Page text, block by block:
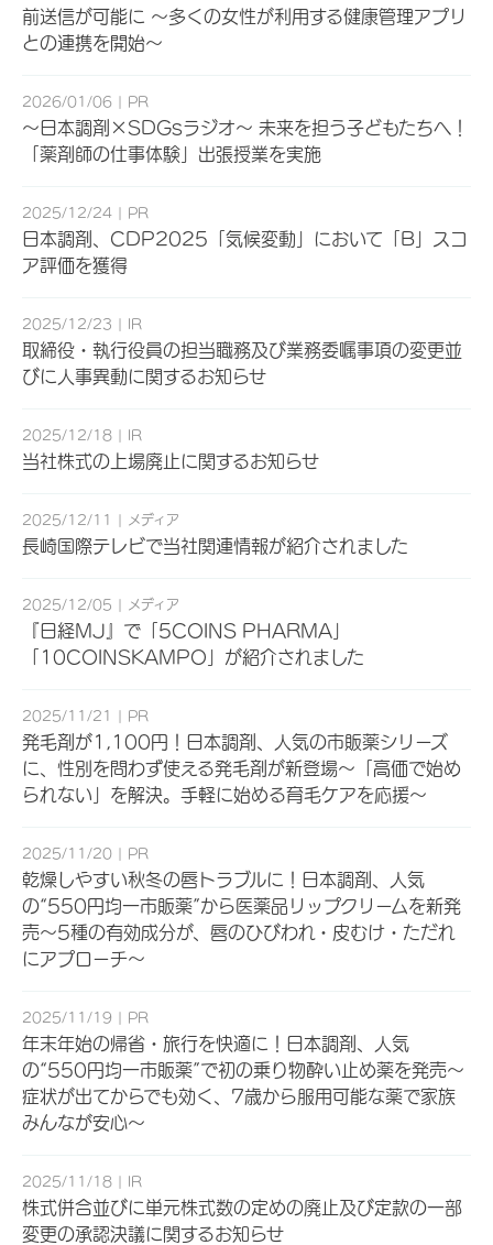
前送信が可能に ～多くの女性が利用する健康管理アプリ
との連携を開始～
2026/01/06 PR
～日本調剤×SDGsラジオ～ 未来を担う子どもたちへ！
「薬剤師の仕事体験」出張授業を実施
2025/12/24 PR
日本調剤、CDP2025「気候変動」において「B」スコ
ア評価を獲得
2025/12/23 IR
取締役・執行役員の担当職務及び業務委嘱事項の変更並
びに人事異動に関するお知らせ
2025/12/18 IR
当社株式の上場廃止に関するお知らせ
2025/12/11 メディア
長崎国際テレビで当社関連情報が紹介されました
2025/12/05 メディア
『日経MJ』で「5COINS PHARMA」
「10COINSKAMPO」が紹介されました
2025/11/21 PR
発毛剤が1,100円！日本調剤、人気の市販薬シリーズ
に、性別を問わず使える発毛剤が新登場～「高価で始め
られない」を解決。手軽に始める育毛ケアを応援～
2025/11/20 PR
乾燥しやすい秋冬の唇トラブルに！日本調剤、人気
の“550円均一市販薬”から医薬品リップクリームを新発
売～5種の有効成分が、唇のひびわれ・皮むけ・ただれ
にアプローチ～
2025/11/19 PR
年末年始の帰省・旅行を快適に！日本調剤、人気
の“550円均一市販薬”で初の乗り物酔い止め薬を発売～
症状が出てからでも効く、7歳から服用可能な薬で家族
みんなが安心～
2025/11/18 IR
株式併合並びに単元株式数の定めの廃止及び定款の一部
変更の承認決議に関するお知らせ